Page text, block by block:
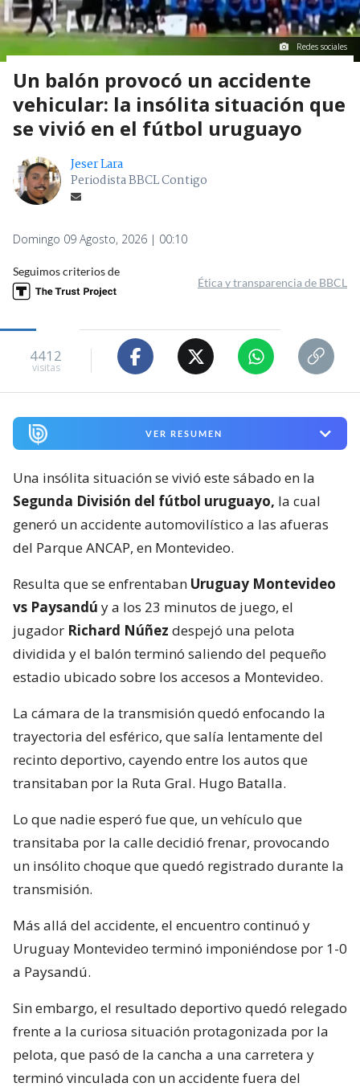
Redes sociales
Un balón provocó un accidente
vehicular: la insólita situación que
se vivió en el fútbol uruguayo
Jeser Lara
Periodista BBCL Contigo
Domingo 09 Agosto, 2026 | 00:10
Seguimos criterios de
Ética y transparencia de BBCL
4412
visitas
VER RESUMEN
Una insólita situación se vivió este sábado en la
Segunda División del fútbol uruguayo, la cual
generó un accidente automovilístico a las afueras
del Parque ANCAP, en Montevideo.
Resulta que se enfrentaban Uruguay Montevideo
vs Paysandú y a los 23 minutos de juego, el
jugador Richard Núñez despejó una pelota
dividida y el balón terminó saliendo del pequeño
estadio ubicado sobre los accesos a Montevideo.
La cámara de la transmisión quedó enfocando la
trayectoria del esférico, que salía lentamente del
recinto deportivo, cayendo entre los autos que
transitaban por la Ruta Gral. Hugo Batalla.
Lo que nadie esperó fue que, un vehículo que
transitaba por la calle decidió frenar, provocando
un insólito choque que quedó registrado durante la
transmisión.
Más allá del accidente, el encuentro continuó y
Uruguay Montevideo terminó imponiéndose por 1-0
a Paysandú.
Sin embargo, el resultado deportivo quedó relegado
frente a la curiosa situación protagonizada por la
pelota, que pasó de la cancha a una carretera y
terminó vinculada con un accidente fuera del